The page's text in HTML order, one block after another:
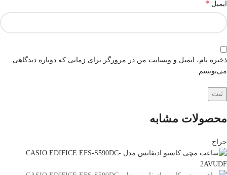
ایمیل *
ذخیره نام، ایمیل و وبسایت من در مرورگر برای زمانی که دوباره دیدگاهی
می‌نویسم.
محصولات مشابه
حراج